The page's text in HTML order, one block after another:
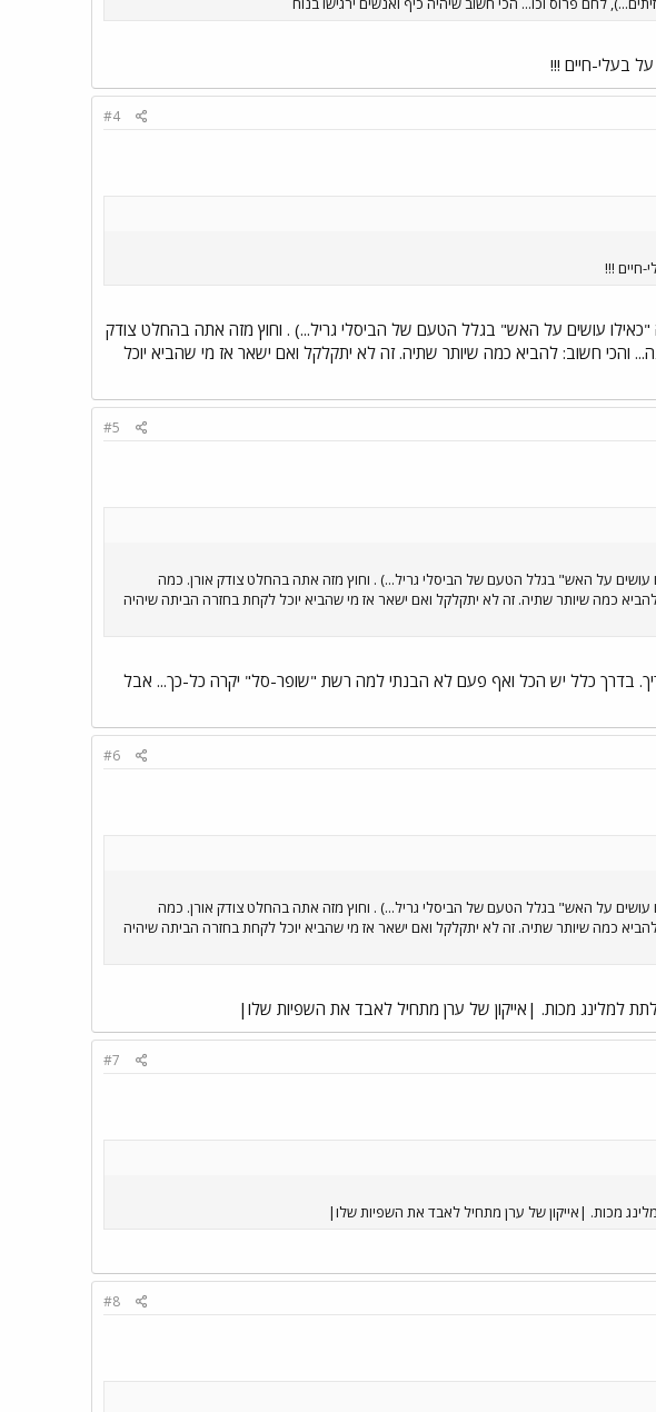
בעלי-חיים !!!
#4
חיים !!!
עושים על האש" בגלל הטעם של הביסלי גריל...) . וחוץ מזה אתה בהחלט צודק
והכי חשוב: להביא כמה שיותר שתיה. זה לא יתקלקל ואם ישאר אז מי שהביא יוכל
#5
על האש" בגלל הטעם של הביסלי גריל...) . וחוץ מזה אתה בהחלט צודק אורן. כמה
כמה שיותר שתיה. זה לא יתקלקל ואם ישאר אז מי שהביא יוכל לקחת בחזרה הביתה שיהיה
בדרך כלל יש הכל ואף פעם לא הבנתי למה רשת "שופר-סל" יקרה כל-כך... אבל
#6
על האש" בגלל הטעם של הביסלי גריל...) . וחוץ מזה אתה בהחלט צודק אורן. כמה
כמה שיותר שתיה. זה לא יתקלקל ואם ישאר אז מי שהביא יוכל לקחת בחזרה הביתה שיהיה
למלינג מכות. |אייקון של ערן מתחיל לאבד את השפיות שלו|
#7
מכות. |אייקון של ערן מתחיל לאבד את השפיות שלו|
#8